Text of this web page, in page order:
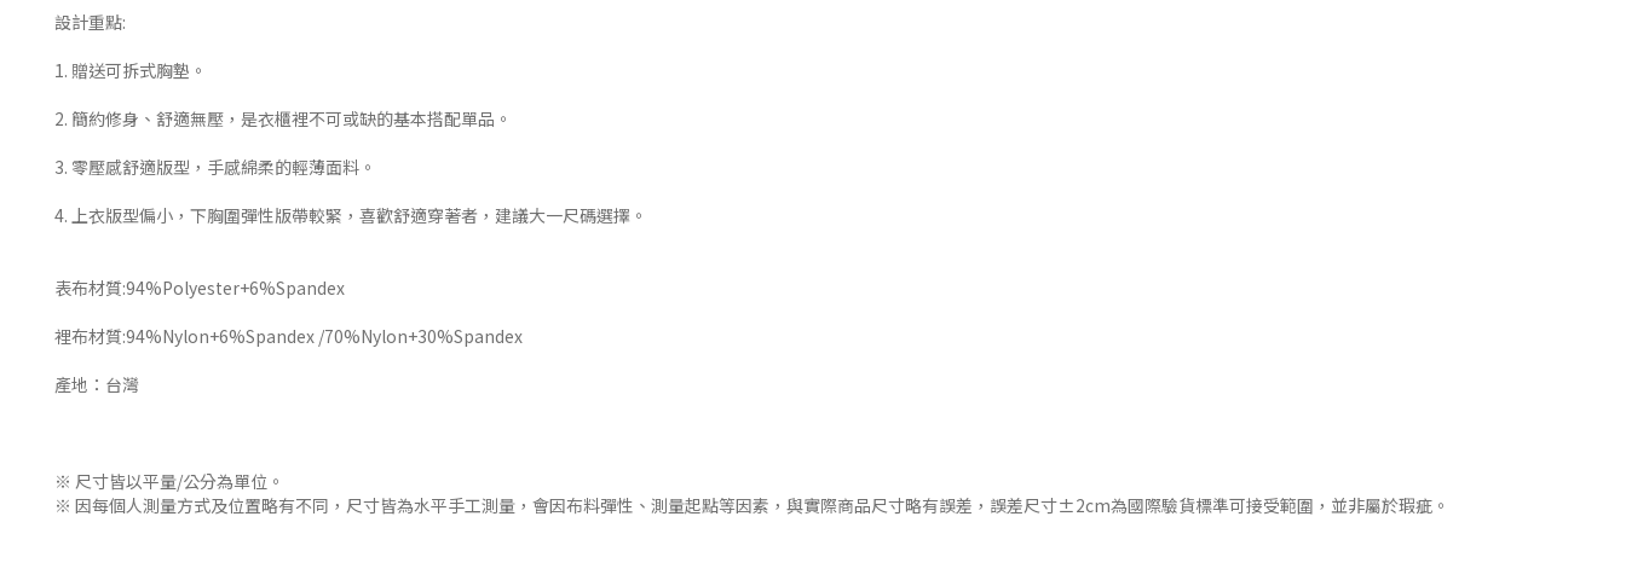
設計重點:
1. 贈送可拆式胸墊。
2. 簡約修身、舒適無壓，是衣櫃裡不可或缺的基本搭配單品。
3. 零壓感舒適版型，手感綿柔的輕薄面料。
4. 上衣版型偏小，下胸圍彈性版帶較緊，喜歡舒適穿著者，建議大一尺碼選擇。
表布材質:94%Polyester+6%Spandex
裡布材質:94%Nylon+6%Spandex /70%Nylon+30%Spandex
產地：台灣
※ 尺寸皆以平量/公分為單位。
※ 因每個人測量方式及位置略有不同，尺寸皆為水平手工測量，會因布料彈性、測量起點等因素，與實際商品尺寸略有誤差，誤差尺寸±2cm為國際驗貨標準可接受範圍，並非屬於瑕疵。